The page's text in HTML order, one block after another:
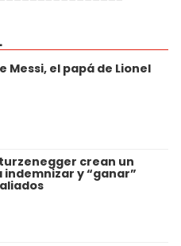
Messi, el papá de Lionel
crean un
y “ganar”